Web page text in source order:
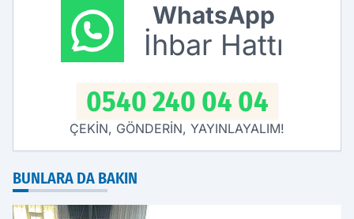
WhatsApp
İhbar Hattı
0540 240 04 04
ÇEKİN, GÖNDERİN, YAYINLAYALIM!
BUNLARA DA BAKIN